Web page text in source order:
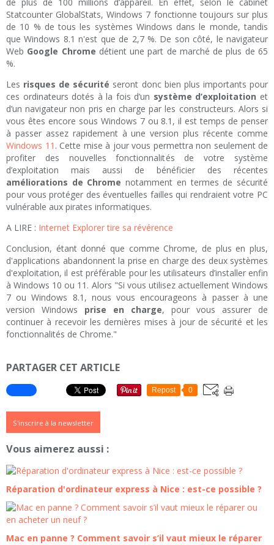
Statcounter GlobalStats, Windows 7 fonctionne toujours sur plus
de 10 % de tous les systèmes Windows dans le monde, tandis
que Windows 8.1 n'est que de 2,7 %. De son côté, le navigateur
Web Google Chrome détient une part de marché de plus de 65
%.
Les risques de sécurité seront donc bien plus importants pour
ces ordinateurs dotés à la fois d’un système d’exploitation et
d’un navigateur non pris en charge par les constructeurs. Alors si
vous êtes encore sous Windows 7 ou 8.1, il est temps de penser
à passer assez rapidement à une version plus récente comme
Windows 11 . Cette mise à jour vous permettra non seulement de
profiter des nouvelles fonctionnalités de votre système
d’exploitation mais aussi de bénéficier des récentes
améliorations de Chrome notamment en termes de sécurité
pour vous protéger des éventuelles failles qui rendraient votre PC
vulnérable aux pirates informatiques.
A LIRE : Internet Explorer tire sa révérence
Conclusion, étant donné que comme Chrome, de plus en plus,
d'applications abandonnent la prise en charge des deux systèmes
d'exploitation, il est préférable pour les utilisateurs d’installer enfin
à Windows 10 ou 11. Alors "Si vous utilisez actuellement Windows
7 ou Windows 8.1, nous vous encourageons à passer à une
version Windows prise en charge, pour vous assurer de
continuer à recevoir les dernières mises à jour de sécurité et les
fonctionnalités de Chrome."
PARTAGER CET ARTICLE
Repost 0
S'inscrire à la newsletter
Vous aimerez aussi :
Réparation d'ordinateur express à Nice : est-ce possible ?
Mac en panne ? Comment savoir s’il vaut mieux le réparer